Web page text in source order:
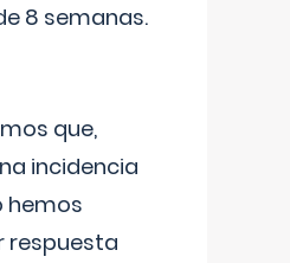
8 semanas.
que,
incidencia
hemos
respuesta